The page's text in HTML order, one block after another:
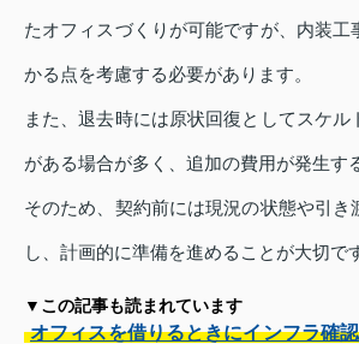
たオフィスづくりが可能ですが、内装工
かる点を考慮する必要があります。
また、退去時には原状回復としてスケル
がある場合が多く、追加の費用が発生す
そのため、契約前には現況の状態や引き
し、計画的に準備を進めることが大切で
▼この記事も読まれています
オフィスを借りるときにインフラ確